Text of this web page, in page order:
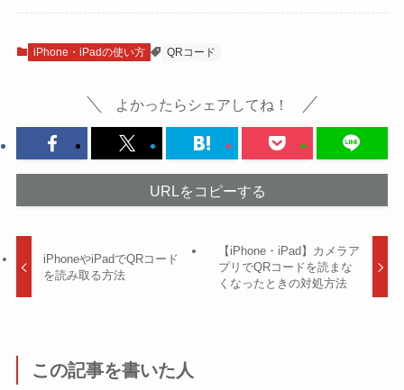
iPhone・iPadの使い方 QRコード
よかったらシェアしてね！
URLをコピーする
iPhoneやiPadでQRコード
を読み取る方法
【iPhone・iPad】カメラア
プリでQRコードを読まな
くなったときの対処方法
この記事を書いた人